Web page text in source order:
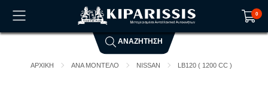
0
Το καλάθι αγορών είναι άδειο!
ΑΝΑΖΗΤΗΣΗ
ΑΡΧΙΚΗ ΑΝΑ ΜΟΝΤΕΛΟ NISSAN LB120 ( 1200 CC )